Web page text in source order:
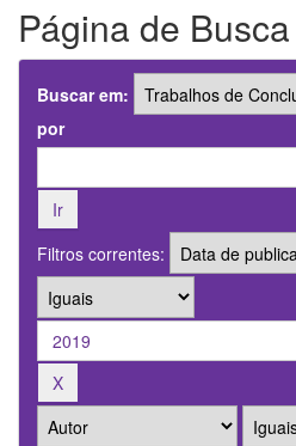
Página de Busca
Buscar em:
por
Filtros correntes: